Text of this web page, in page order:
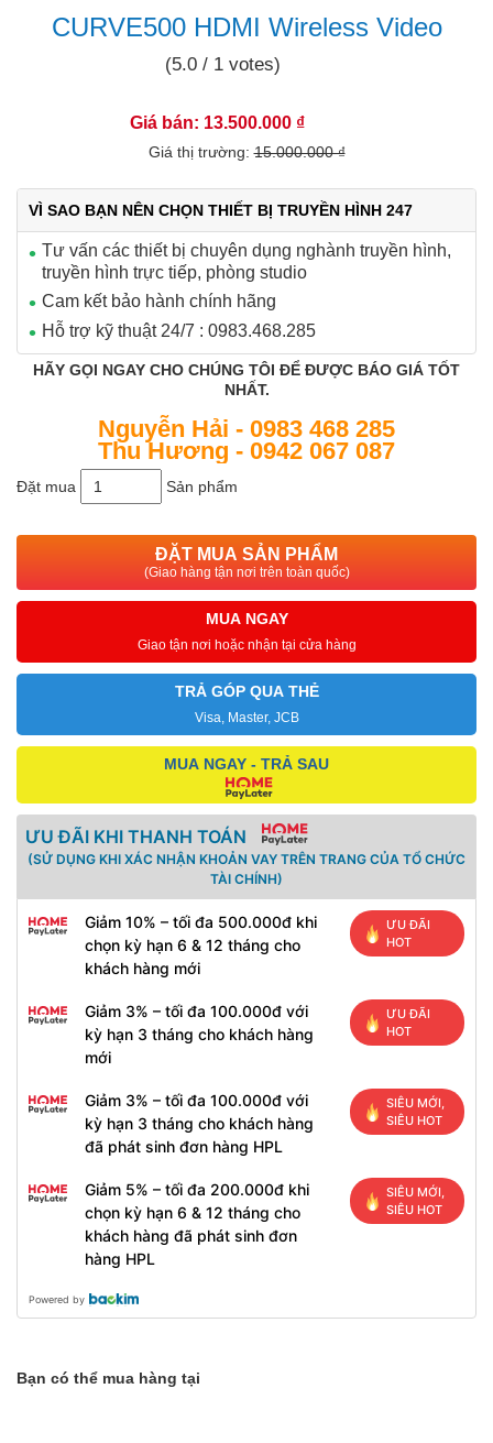
CURVE500 HDMI Wireless Video
(5.0 / 1 votes)
Giá bán: 13.500.000 ₫
Giá thị trường:15.000.000 ₫
VÌ SAO BẠN NÊN CHỌN THIẾT BỊ TRUYỀN HÌNH 247
Tư vấn các thiết bị chuyên dụng nghành truyền hình,
truyền hình trực tiếp, phòng studio
Cam kết bảo hành chính hãng
Hỗ trợ kỹ thuật 24/7 : 0983.468.285
HÃY GỌI NGAY CHO CHÚNG TÔI ĐỂ ĐƯỢC BÁO GIÁ TỐT
NHẤT.
Nguyễn Hải - 0983 468 285
Thu Hương - 0942 067 087
Đặt mua Sản phẩm
ĐẶT MUA SẢN PHẨM
(Giao hàng tận nơi trên toàn quốc)
MUA NGAY
Giao tận nơi hoặc nhận tại cửa hàng
TRẢ GÓP QUA THẺ
Visa, Master, JCB
MUA NGAY - TRẢ SAU
ƯU ĐÃI KHI THANH TOÁN
(SỬ DỤNG KHI XÁC NHẬN KHOẢN VAY TRÊN TRANG CỦA TỔ CHỨC
TÀI CHÍNH)
Giảm 10% – tối đa 500.000đ khi
chọn kỳ hạn 6 & 12 tháng cho
khách hàng mới
ƯU ĐÃI
HOT
Giảm 3% – tối đa 100.000đ với
kỳ hạn 3 tháng cho khách hàng
mới
ƯU ĐÃI
HOT
Giảm 3% – tối đa 100.000đ với
kỳ hạn 3 tháng cho khách hàng
đã phát sinh đơn hàng HPL
SIÊU MỚI,
SIÊU HOT
Giảm 5% – tối đa 200.000đ khi
chọn kỳ hạn 6 & 12 tháng cho
khách hàng đã phát sinh đơn
hàng HPL
SIÊU MỚI,
SIÊU HOT
Powered by
Bạn có thể mua hàng tại